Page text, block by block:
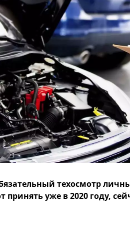
техосмотр
принять уже в 2020 году,